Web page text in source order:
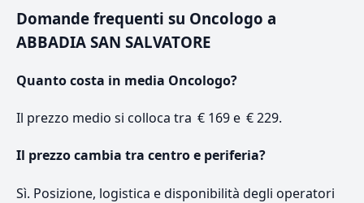
Domande frequenti su Oncologo a
ABBADIA SAN SALVATORE
Quanto costa in media Oncologo?
Il prezzo medio si colloca tra € 169 e € 229.
Il prezzo cambia tra centro e periferia?
Sì. Posizione, logistica e disponibilità degli operatori